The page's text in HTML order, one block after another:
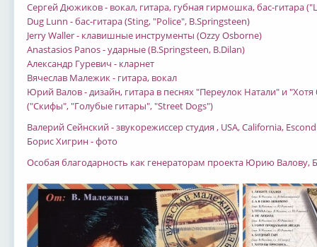
Сергей Дюжиков - вокал, гитара, губная гирмошка, бас-гитара
Dug Lunn - бас-гитара (Sting, "Police", B.Springsteen)
Jerry Waller - клавишные инструменты (Ozzy Osborne)
Anastasios Panos - ударные (B.Springsteen, B.Dilan)
Александр Гуревич - кларнет
Вячеслав Малежик - гитара, вокал
Юрий Валов - дизайн, гитара в песнях "Переулок Натали" и
("Скифы", "Голубые гитары", "Street Dogs")
Валерий Сейнский - звукорежиссер студия , USA, California,
Борис Хигрин - фото
Особая благодарность как генераторам проекта Юрию Валову,